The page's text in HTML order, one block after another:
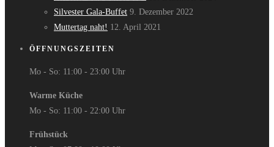
Silvester Gala-Buffet 9. Dezember 2022
Muttertag naht! 12. April 2021
ÖFFNUNGSZEITEN
Mo - So: 11:00 - 23:00 Uhr
Warme Küche
Mo - So: 11:00 - 22:00 Uhr
Frühstück